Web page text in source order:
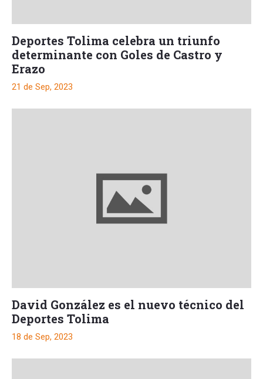
Deportes Tolima celebra un triunfo
determinante con Goles de Castro y
Erazo
21 de Sep, 2023
David González es el nuevo técnico del
Deportes Tolima
18 de Sep, 2023